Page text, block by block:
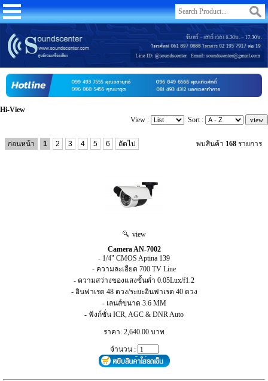
Hi-View
View :
Sort :
ก่อนหน้า 1 2 3 4 5 6 ถัดไป พบสินค้า 168 รายการ
view
Camera AN-7002
- 1/4" CMOS Aptina 139
- ความละเอียด 700 TV Line
- ความสว่างของแสงขั้นต่ำ 0.05Lux/f1.2
- อินฟาเรด 48 ดวง/ระยะอินฟาเรด 40 ดวง
- เลนส์ขนาด 3.6 MM
- ฟังก์ชั่น ICR, AGC & DNR Auto
ราคา: 2,640.00 บาท
จำนวน :